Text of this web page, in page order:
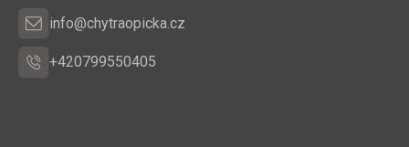
info@chytraopicka.cz
+420799550405